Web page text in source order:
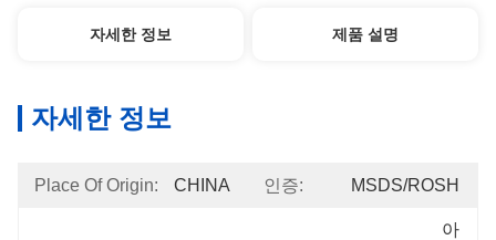
자세한 정보 제품 설명
자세한 정보
Place Of Origin: CHINA 인증: MSDS/ROSH
아